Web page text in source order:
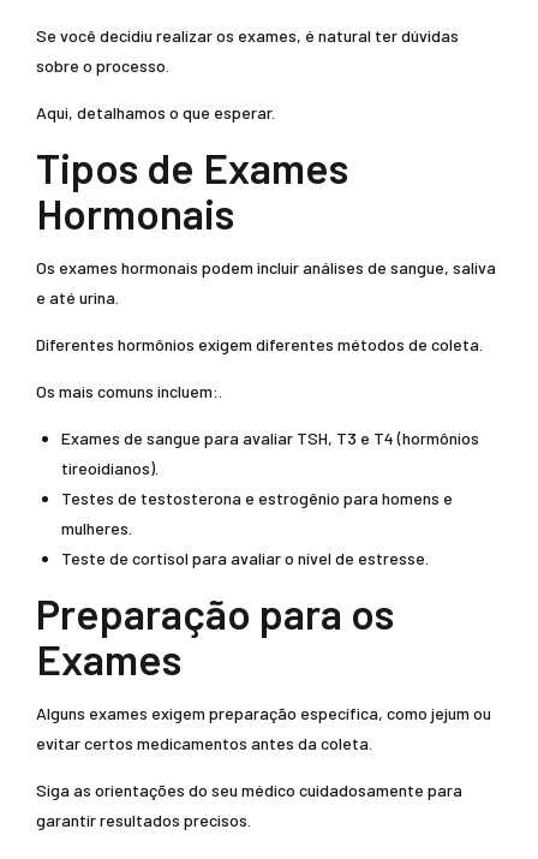
Se você decidiu realizar os exames, é natural ter dúvidas
sobre o processo.
Aqui, detalhamos o que esperar.
Tipos de Exames
Hormonais
Os exames hormonais podem incluir análises de sangue, saliva
e até urina.
Diferentes hormônios exigem diferentes métodos de coleta.
Os mais comuns incluem:.
Exames de sangue para avaliar TSH, T3 e T4 (hormônios
tireoidianos).
Testes de testosterona e estrogênio para homens e
mulheres.
Teste de cortisol para avaliar o nível de estresse.
Preparação para os
Exames
Alguns exames exigem preparação específica, como jejum ou
evitar certos medicamentos antes da coleta.
Siga as orientações do seu médico cuidadosamente para
garantir resultados precisos.